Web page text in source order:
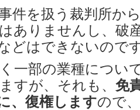
件を扱う裁判所か
ありませんし、破
どはできないので
一部の業種につい
すが、それも、 免
、復権しますので、